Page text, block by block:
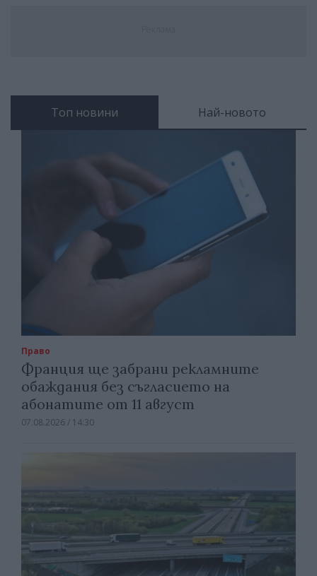
Топ новини Най-новото
Право
Франция ще забрани рекламните
обаждания без съгласието на
абонатите от 11 август
07.08.2026 / 14:30